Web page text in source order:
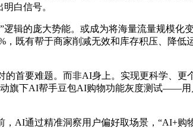
白信号。
的庞大势能。或成为将海量流量规模化
，既有帮于商家削减无效和库存积压、降
要难题。而非AI身上。实现更科学、更
下AI帮手豆包AI购物功能灰度测试——用
通过精准洞察用户偏好取场景，“AI+购物